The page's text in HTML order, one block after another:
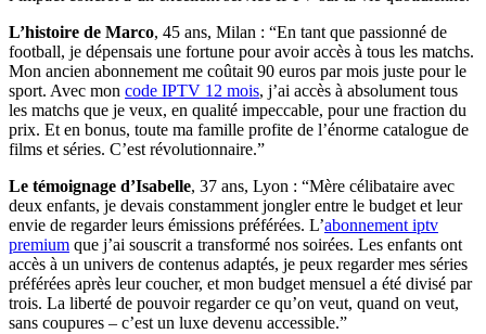
L’histoire de Marco, 45 ans, Milan : “En tant que passionné de
football, je dépensais une fortune pour avoir accès à tous les matchs.
Mon ancien abonnement me coûtait 90 euros par mois juste pour le
sport. Avec mon code IPTV 12 mois, j’ai accès à absolument tous
les matchs que je veux, en qualité impeccable, pour une fraction du
prix. Et en bonus, toute ma famille profite de l’énorme catalogue de
films et séries. C’est révolutionnaire.”
Le témoignage d’Isabelle, 37 ans, Lyon : “Mère célibataire avec
deux enfants, je devais constamment jongler entre le budget et leur
envie de regarder leurs émissions préférées. L’abonnement iptv
premium que j’ai souscrit a transformé nos soirées. Les enfants ont
accès à un univers de contenus adaptés, je peux regarder mes séries
préférées après leur coucher, et mon budget mensuel a été divisé par
trois. La liberté de pouvoir regarder ce qu’on veut, quand on veut,
sans coupures – c’est un luxe devenu accessible.”